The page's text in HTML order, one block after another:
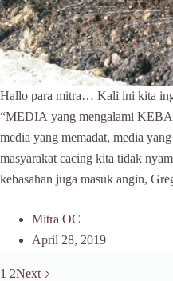
Hallo para mitra… Kali ini kita
“MEDIA yang mengalami
media yang memadat, media
masyarakat cacing kita tidak
kebasahan juga masuk angin,
Mitra OC
April 28, 2019
1 2Next